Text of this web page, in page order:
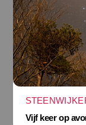
Vijf keer op